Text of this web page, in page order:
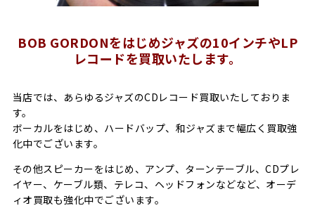
BOB GORDONをはじめジャズの10インチやLP
レコードを買取いたします。
当店では、あらゆるジャズのCDレコード買取いたしておりま
す。
ボーカルをはじめ、ハードバップ、和ジャズまで幅広く買取強
化中でございます。
その他スピーカーをはじめ、アンプ、ターンテーブル、CDプレ
イヤー、ケーブル類、テレコ、ヘッドフォンなどなど、オーデ
ィオ買取も強化中でございます。